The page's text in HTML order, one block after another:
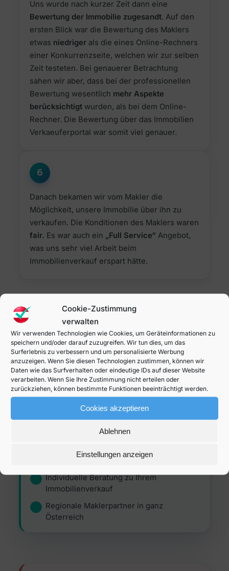
Cookie-Zustimmung
verwalten
Wir verwenden Technologien wie Cookies, um Geräteinformationen zu
speichern und/oder darauf zuzugreifen. Wir tun dies, um das
Surferlebnis zu verbessern und um personalisierte Werbung
anzuzeigen. Wenn Sie diesen Technologien zustimmen, können wir
Daten wie das Surfverhalten oder eindeutige IDs auf dieser Website
verarbeiten. Wenn Sie Ihre Zustimmung nicht erteilen oder
zurückziehen, können bestimmte Funktionen beeinträchtigt werden.
Cookies akzeptieren
Ablehnen
Einstellungen anzeigen
Uns wurde nach kurzer Zeit dann eine
Bewertung der Immobilie zugesandt. Auf den
ersten Blick war die Bewertung des Maklers
etwas niedrigerals die eines Online-Rechners
einer Konkurrenzseite, welchen wir zur selben
Zeit testeten. Bei genauerer Betrachtung
sahen wir aber, dass bei der professionellen
Bewertung wesentlich mehr Aspekte
berücksichtigtwurden, als bei dem Online-
Rechner. Die Bewertung über das Immobilien
Verkaeuferportal war somit viel genauer.
6
Danach bekamen wir vom Makler die
Möglichkeit, unsere Immobilie über ihn zu
verkaufen. Die Konditionen des Maklers waren
fair. Es war auch ein „Full Service“ Angebot,
was uns sehr viel Arbeit beim
Immobilienverkauf erspart hätte.
Zusammenfassung Vor- &
Nachteile
Vorteile
Bewertung ist kostenlos
Berücksichtigung vieler unterschiedlicher
Aspekte (sehr genaue
Immobilienbewertung)
Professioneller, erfahrener und vor allem
seriöser Eindruck
Individuelle Beratung zu Ihrem
Immobilienverkauf
Regionale Maklerpartner in ganz
Österreich